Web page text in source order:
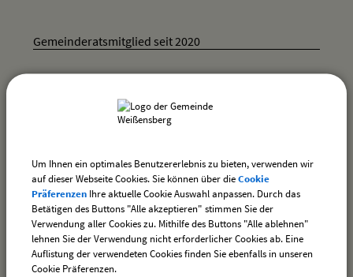
Gemeinderatsmitglied seit 2020
Gremium bestellt:
Bauausschuss
zurück
Um Ihnen ein optimales Benutzererlebnis zu bieten, verwenden wir
auf dieser Webseite Cookies. Sie können über dieCookie
Präferenzen Ihre aktuelle Cookie Auswahl anpassen. Durch das
Betätigen des Buttons "Alle akzeptieren" stimmen Sie der
Verwendung aller Cookies zu. Mithilfe des Buttons "Alle ablehnen"
lehnen Sie der Verwendung nicht erforderlicher Cookies ab. Eine
Auflistung der verwendeten Cookies finden Sie ebenfalls in unseren
Cookie Präferenzen.